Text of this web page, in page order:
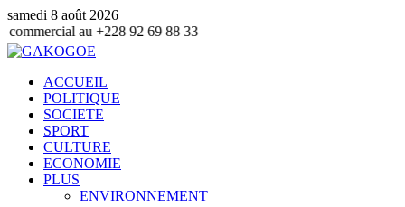
samedi 8 août 2026
92 69 88 33
ACCUEIL
POLITIQUE
SOCIETE
SPORT
CULTURE
ECONOMIE
PLUS
ENVIRONNEMENT